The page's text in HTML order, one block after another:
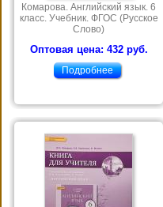
Комарова. Английский язык. 6
класс. Учебник. ФГОС (Русское
Слово)
Оптовая цена: 432 руб.
Подробнее